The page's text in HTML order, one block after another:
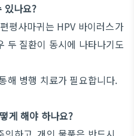
있나요?
평사마귀는 HPV 바이러스가
두 질환이 동시에 나타나기도
해 병행 치료가 필요합니다.
게 해야 하나요?